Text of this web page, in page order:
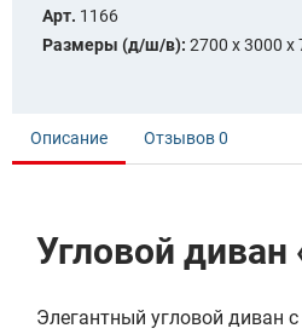
Арт. 1166
Размеры (д/ш/в): 2700 х 3000 x
Описание Отзывов0
Угловой диван
Элегантный угловой